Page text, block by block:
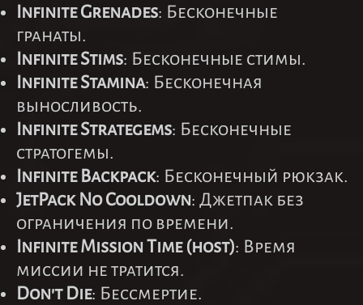
Infinite Grenades: Бесконечные
гранаты.
Infinite Stims: Бесконечные стимы.
Infinite Stamina: Бесконечная
выносливость.
Infinite Strategems: Бесконечные
стратогемы.
Infinite Backpack: Бесконечный рюкзак.
JetPack No Cooldown: Джетпак без
ограничения по времени.
Infinite Mission Time (host): Время
миссии не тратится.
Don't Die: Бессмертие.